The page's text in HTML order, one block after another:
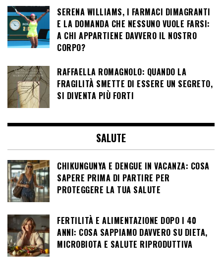
SERENA WILLIAMS, I FARMACI DIMAGRANTI
E LA DOMANDA CHE NESSUNO VUOLE FARSI:
A CHI APPARTIENE DAVVERO IL NOSTRO
CORPO?
RAFFAELLA ROMAGNOLO: QUANDO LA
FRAGILITÀ SMETTE DI ESSERE UN SEGRETO,
SI DIVENTA PIÙ FORTI
SALUTE
CHIKUNGUNYA E DENGUE IN VACANZA: COSA
SAPERE PRIMA DI PARTIRE PER
PROTEGGERE LA TUA SALUTE
FERTILITÀ E ALIMENTAZIONE DOPO I 40
ANNI: COSA SAPPIAMO DAVVERO SU DIETA,
MICROBIOTA E SALUTE RIPRODUTTIVA